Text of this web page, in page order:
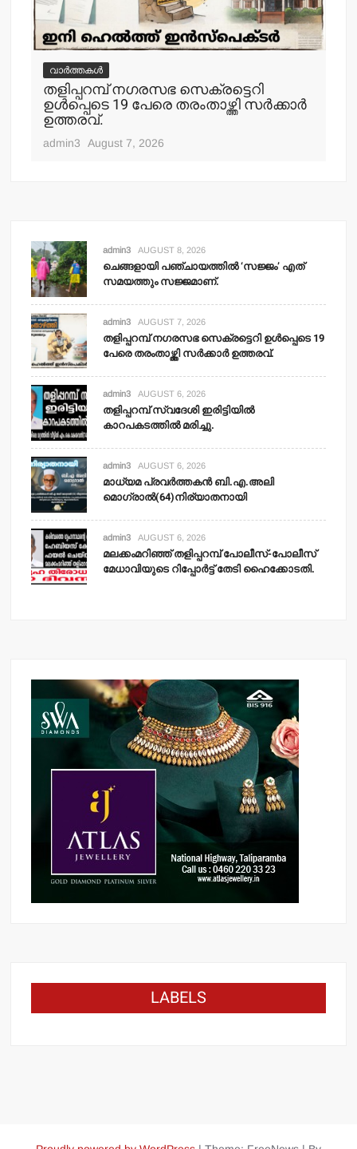
വാർത്തകൾ
തളിപ്പറമ്പ് നഗരസഭ സെക്രട്ടെറി
ഉള്‍പ്പെടെ 19 പേരെ തരംതാഴ്ത്തി സര്‍ക്കാര്‍
ഉത്തരവ്.
admin3 August 7, 2026
admin3 AUGUST 8, 2026
ചെങ്ങളായി പഞ്ചായത്തില്‍ ‘സജ്ജം’ എത്
സമയത്തും സജ്ജമാണ്.
admin3 AUGUST 7, 2026
തളിപ്പറമ്പ് നഗരസഭ സെക്രട്ടെറി ഉള്‍പ്പെടെ 19
പേരെ തരംതാഴ്ത്തി സര്‍ക്കാര്‍ ഉത്തരവ്.
admin3 AUGUST 6, 2026
തളിപ്പറമ്പ് സ്വദേശി ഇരിട്ടിയില്‍
കാറപകടത്തില്‍ മരിച്ചു.
admin3 AUGUST 6, 2026
മാധ്യമ പ്രവര്‍ത്തകന്‍ ബി.എ.അലി
മൊഗ്രാല്‍(64)നിര്യാതനായി
admin3 AUGUST 6, 2026
മലക്കംമറിഞ്ഞ് തളിപ്പറമ്പ് പോലീസ്-പോലീസ്
മേധാവിയുടെ റിപ്പോര്‍ട്ട് തേടി ഹൈക്കോടതി.
LABELS